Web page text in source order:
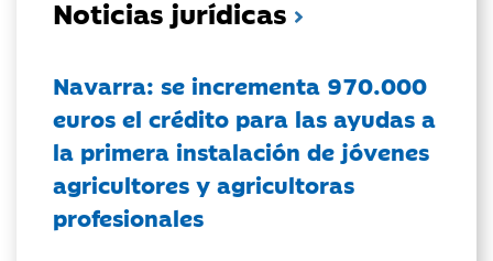
Noticias jurídicas
Navarra: se incrementa 970.000
euros el crédito para las ayudas a
la primera instalación de jóvenes
agricultores y agricultoras
profesionales